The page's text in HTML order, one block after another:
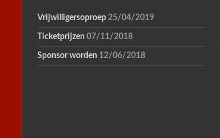
Vrijwilligersoproep 25/04/2019
Ticketprijzen 07/11/2018
Sponsor worden 12/06/2018